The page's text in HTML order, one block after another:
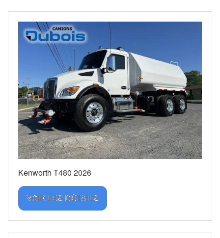
Kenworth T480 2026
VOIR LES DÉTAILS